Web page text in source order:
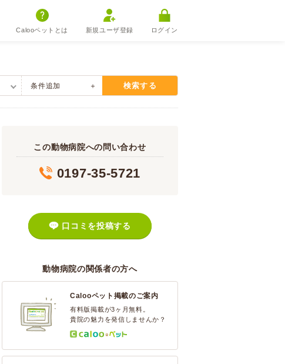
Calooペットとは 新規ユーザ登録 ログイン
条件追加 検索する
この動物病院への問い合わせ
0197-35-5721
口コミを投稿する
動物病院の関係者の方へ
Calooペット掲載のご案内
有料版掲載が3ヶ月無料。
貴院の魅力を発信しませんか？